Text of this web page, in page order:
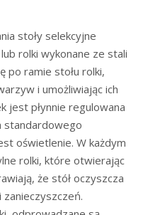
stoły selekcyjne
rolki wykonane ze stali
po ramie stołu rolki,
i umożliwiając ich
jest płynnie regulowana
standardowego
oświetlenie. W każdym
rolki, które otwierając
że stół oczyszcza
zanieczyszczeń.